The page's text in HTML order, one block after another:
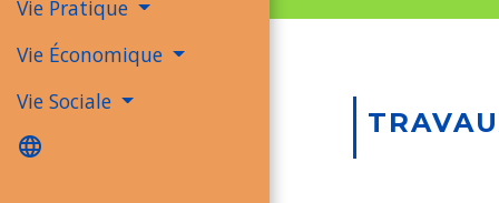
Vie Pratique
Vie Économique
Vie Sociale
language